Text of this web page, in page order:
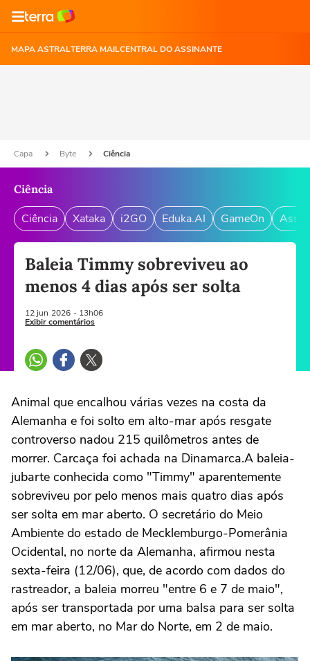
MAPA ASTRALTERRA MAILCENTRAL DO ASSINANTE
Capa Byte Ciência
Ciência
Ciência Xataka i2GO Eduka.AI GameOn
Baleia Timmy sobreviveu ao
menos 4 dias após ser solta
12 jun 2026 - 13h06
Exibir comentários
Animal que encalhou várias vezes na costa da
Alemanha e foi solto em alto-mar após resgate
controverso nadou 215 quilômetros antes de
morrer. Carcaça foi achada na Dinamarca.A baleia-
jubarte conhecida como "Timmy" aparentemente
sobreviveu por pelo menos mais quatro dias após
ser solta em mar aberto. O secretário do Meio
Ambiente do estado de Mecklemburgo-Pomerânia
Ocidental, no norte da Alemanha, afirmou nesta
sexta-feira (12/06), que, de acordo com dados do
rastreador, a baleia morreu "entre 6 e 7 de maio",
após ser transportada por uma balsa para ser solta
em mar aberto, no Mar do Norte, em 2 de maio.